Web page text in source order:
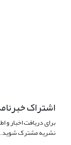
اشتراک
برای دریافت اخبار و
نشریه مشترک شوید.